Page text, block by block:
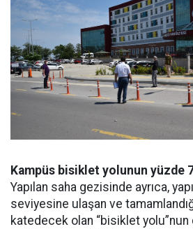
Kampüs bisiklet yolunun yüzde
Yapılan saha gezisinde ayrıca,
seviyesine ulaşan ve
katedecek olan “bisiklet yolu”nun